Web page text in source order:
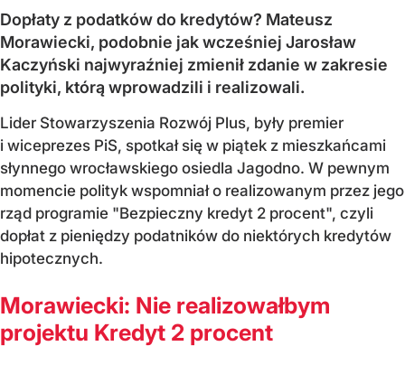
Dopłaty z podatków do kredytów? Mateusz
Morawiecki, podobnie jak wcześniej Jarosław
Kaczyński najwyraźniej zmienił zdanie w zakresie
polityki, którą wprowadzili i realizowali.
Lider Stowarzyszenia Rozwój Plus, były premier
i wiceprezes PiS, spotkał się w piątek z mieszkańcami
słynnego wrocławskiego osiedla Jagodno. W pewnym
momencie polityk wspomniał o realizowanym przez jego
rząd programie "Bezpieczny kredyt 2 procent", czyli
dopłat z pieniędzy podatników do niektórych kredytów
hipotecznych.
Morawiecki: Nie realizowałbym
projektu Kredyt 2 procent